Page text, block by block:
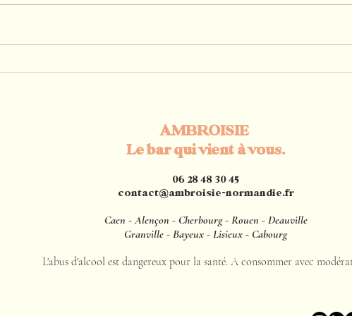
AMBROISIE
Le bar qui vient à vous.
06 28 48 30 45
contact@ambroisie-normandie.fr
Caen - Alençon - Cherbourg - Rouen - Deauville
Granville - Bayeux - Lisieux - Cabourg
L'abus d'alcool est dangereux pour la santé. A consommer avec